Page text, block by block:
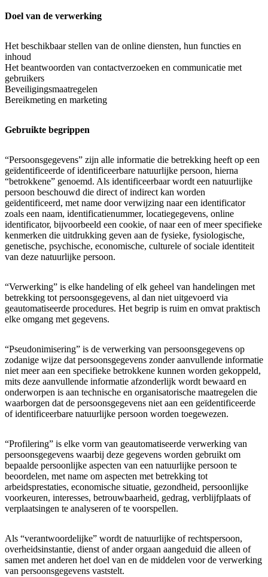
Doel van de verwerking
Het beschikbaar stellen van de online diensten, hun functies en
inhoud
Het beantwoorden van contactverzoeken en communicatie met
gebruikers
Beveiligingsmaatregelen
Bereikmeting en marketing
Gebruikte begrippen
“Persoonsgegevens” zijn alle informatie die betrekking heeft op een
geïdentificeerde of identificeerbare natuurlijke persoon, hierna
“betrokkene” genoemd. Als identificeerbaar wordt een natuurlijke
persoon beschouwd die direct of indirect kan worden
geïdentificeerd, met name door verwijzing naar een identificator
zoals een naam, identificatienummer, locatiegegevens, online
identificator, bijvoorbeeld een cookie, of naar een of meer specifieke
kenmerken die uitdrukking geven aan de fysieke, fysiologische,
genetische, psychische, economische, culturele of sociale identiteit
van deze natuurlijke persoon.
“Verwerking” is elke handeling of elk geheel van handelingen met
betrekking tot persoonsgegevens, al dan niet uitgevoerd via
geautomatiseerde procedures. Het begrip is ruim en omvat praktisch
elke omgang met gegevens.
“Pseudonimisering” is de verwerking van persoonsgegevens op
zodanige wijze dat persoonsgegevens zonder aanvullende informatie
niet meer aan een specifieke betrokkene kunnen worden gekoppeld,
mits deze aanvullende informatie afzonderlijk wordt bewaard en
onderworpen is aan technische en organisatorische maatregelen die
waarborgen dat de persoonsgegevens niet aan een geïdentificeerde
of identificeerbare natuurlijke persoon worden toegewezen.
“Profilering” is elke vorm van geautomatiseerde verwerking van
persoonsgegevens waarbij deze gegevens worden gebruikt om
bepaalde persoonlijke aspecten van een natuurlijke persoon te
beoordelen, met name om aspecten met betrekking tot
arbeidsprestaties, economische situatie, gezondheid, persoonlijke
voorkeuren, interesses, betrouwbaarheid, gedrag, verblijfplaats of
verplaatsingen te analyseren of te voorspellen.
Als “verantwoordelijke” wordt de natuurlijke of rechtspersoon,
overheidsinstantie, dienst of ander orgaan aangeduid die alleen of
samen met anderen het doel van en de middelen voor de verwerking
van persoonsgegevens vaststelt.